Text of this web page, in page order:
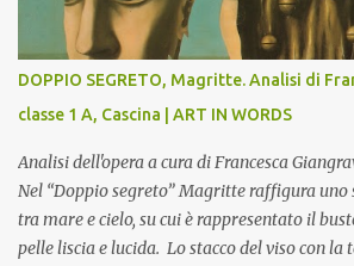
DOPPIO SEGRETO, Magritte. Analisi di
classe 1 A, Cascina | ART IN WORDS
Analisi dell'opera a cura di Francesca
Nel “Doppio segreto” Magritte raffigura
tra mare e cielo, su cui è rappresentato il
pelle liscia e lucida. Lo stacco del viso con la